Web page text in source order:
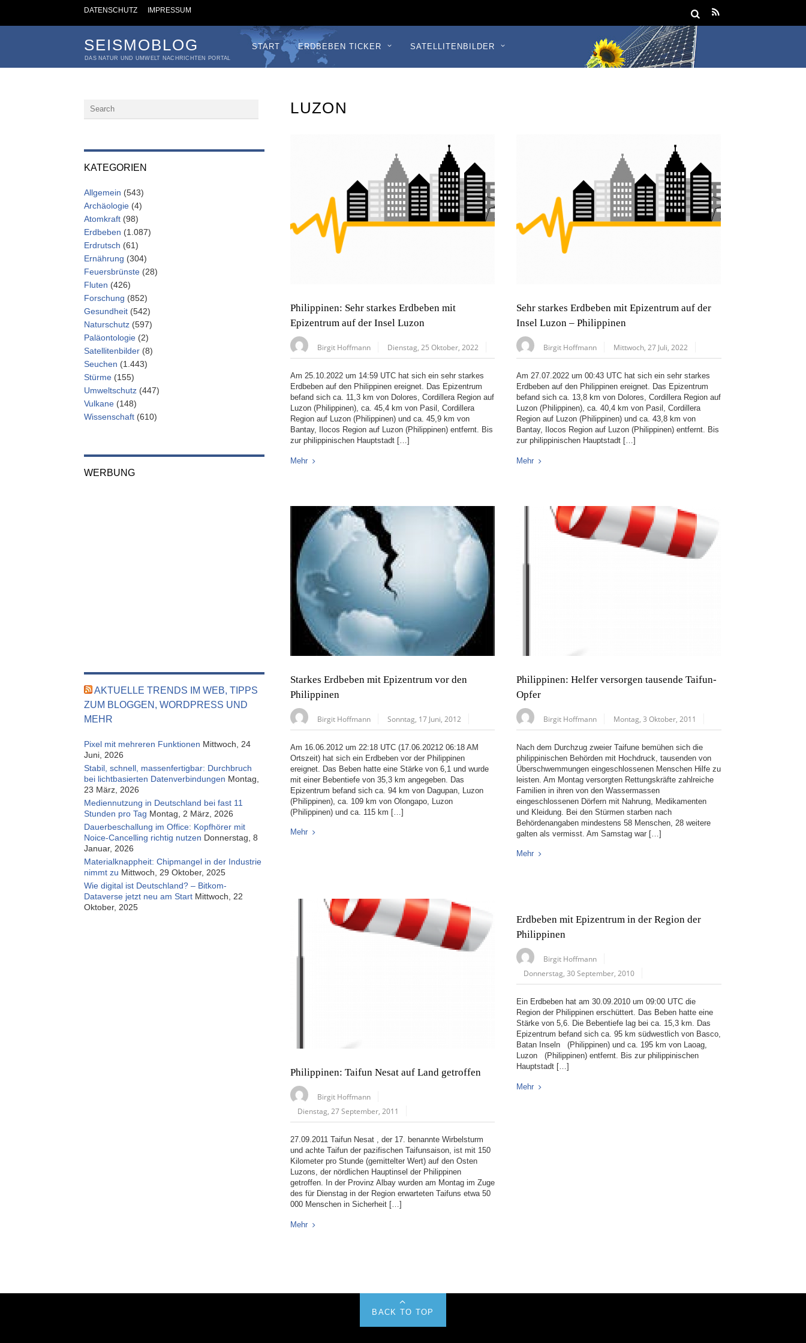
DATENSCHUTZ IMPRESSUM
SEISMOBLOG
DAS NATUR UND UMWELT NACHRICHTEN PORTAL
START ERDBEBEN TICKER SATELLITENBILDER
LUZON
Philippinen: Sehr starkes Erdbeben mit
Epizentrum auf der Insel Luzon
Birgit Hoffmann Dienstag, 25 Oktober, 2022
Am 25.10.2022 um 14:59 UTC hat sich ein sehr starkes
Erdbeben auf den Philippinen ereignet. Das Epizentrum
befand sich ca. 11,3 km von Dolores, Cordillera Region auf
Luzon (Philippinen), ca. 45,4 km von Pasil, Cordillera
Region auf Luzon (Philippinen) und ca. 45,9 km von
Bantay, Ilocos Region auf Luzon (Philippinen) entfernt. Bis
zur philippinischen Hauptstadt […]
Mehr
Sehr starkes Erdbeben mit Epizentrum auf der
Insel Luzon – Philippinen
Birgit Hoffmann Mittwoch, 27 Juli, 2022
Am 27.07.2022 um 00:43 UTC hat sich ein sehr starkes
Erdbeben auf den Philippinen ereignet. Das Epizentrum
befand sich ca. 13,8 km von Dolores, Cordillera Region auf
Luzon (Philippinen), ca. 40,4 km von Pasil, Cordillera
Region auf Luzon (Philippinen) und ca. 43,8 km von
Bantay, Ilocos Region auf Luzon (Philippinen) entfernt. Bis
zur philippinischen Hauptstadt […]
Mehr
Starkes Erdbeben mit Epizentrum vor den
Philippinen
Birgit Hoffmann Sonntag, 17 Juni, 2012
Am 16.06.2012 um 22:18 UTC (17.06.20212 06:18 AM
Ortszeit) hat sich ein Erdbeben vor der Philippinen
ereignet. Das Beben hatte eine Stärke von 6,1 und wurde
mit einer Bebentiefe von 35,3 km angegeben. Das
Epizentrum befand sich ca. 94 km von Dagupan, Luzon
(Philippinen), ca. 109 km von Olongapo, Luzon
(Philippinen) und ca. 115 km […]
Mehr
Philippinen: Helfer versorgen tausende Taifun-
Opfer
Birgit Hoffmann Montag, 3 Oktober, 2011
Nach dem Durchzug zweier Taifune bemühen sich die
philippinischen Behörden mit Hochdruck, tausenden von
Überschwemmungen eingeschlossenen Menschen Hilfe zu
leisten. Am Montag versorgten Rettungskräfte zahlreiche
Familien in ihren von den Wassermassen
eingeschlossenen Dörfern mit Nahrung, Medikamenten
und Kleidung. Bei den Stürmen starben nach
Behördenangaben mindestens 58 Menschen, 28 weitere
galten als vermisst. Am Samstag war […]
Mehr
Philippinen: Taifun Nesat auf Land getroffen
Birgit Hoffmann
Dienstag, 27 September, 2011
27.09.2011 Taifun Nesat , der 17. benannte Wirbelsturm
und achte Taifun der pazifischen Taifunsaison, ist mit 150
Kilometer pro Stunde (gemittelter Wert) auf den Osten
Luzons, der nördlichen Hauptinsel der Philippinen
getroffen. In der Provinz Albay wurden am Montag im Zuge
des für Dienstag in der Region erwarteten Taifuns etwa 50
000 Menschen in Sicherheit […]
Mehr
Erdbeben mit Epizentrum in der Region der
Philippinen
Birgit Hoffmann
Donnerstag, 30 September, 2010
Ein Erdbeben hat am 30.09.2010 um 09:00 UTC die
Region der Philippinen erschüttert. Das Beben hatte eine
Stärke von 5,6. Die Bebentiefe lag bei ca. 15,3 km. Das
Epizentrum befand sich ca. 95 km südwestlich von Basco,
Batan Inseln (Philippinen) und ca. 195 km von Laoag,
Luzon (Philippinen) entfernt. Bis zur philippinischen
Hauptstadt […]
Mehr
KATEGORIEN
Allgemein (543)
Archäologie (4)
Atomkraft (98)
Erdbeben (1.087)
Erdrutsch (61)
Ernährung (304)
Feuersbrünste (28)
Fluten (426)
Forschung (852)
Gesundheit (542)
Naturschutz (597)
Paläontologie (2)
Satellitenbilder (8)
Seuchen (1.443)
Stürme (155)
Umweltschutz (447)
Vulkane (148)
Wissenschaft (610)
WERBUNG
AKTUELLE TRENDS IM WEB, TIPPS
ZUM BLOGGEN, WORDPRESS UND
MEHR
Pixel mit mehreren Funktionen Mittwoch, 24
Juni, 2026
Stabil, schnell, massenfertigbar: Durchbruch
bei lichtbasierten Datenverbindungen Montag,
23 März, 2026
Mediennutzung in Deutschland bei fast 11
Stunden pro Tag Montag, 2 März, 2026
Dauerbeschallung im Office: Kopfhörer mit
Noice-Cancelling richtig nutzen Donnerstag, 8
Januar, 2026
Materialknappheit: Chipmangel in der Industrie
nimmt zu Mittwoch, 29 Oktober, 2025
Wie digital ist Deutschland? – Bitkom-
Dataverse jetzt neu am Start Mittwoch, 22
Oktober, 2025
BACK TO TOP